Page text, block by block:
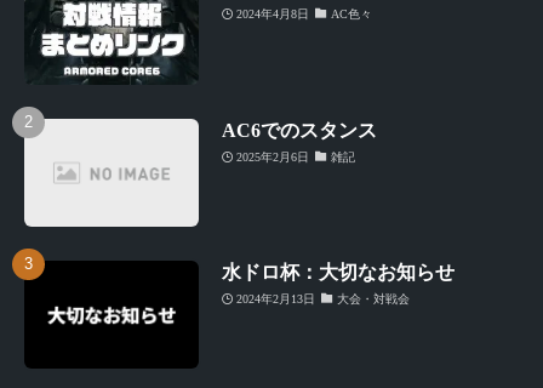
2024年4月8日 AC色々
AC6でのスタンス
2025年2月6日 雑記
水ドロ杯：大切なお知らせ
2024年2月13日 大会・対戦会